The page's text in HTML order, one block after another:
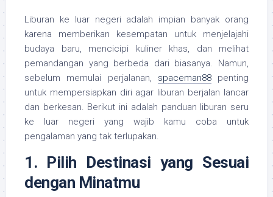
Liburan ke luar negeri adalah impian banyak orang
karena memberikan kesempatan untuk menjelajahi
budaya baru, mencicipi kuliner khas, dan melihat
pemandangan yang berbeda dari biasanya. Namun,
sebelum memulai perjalanan, spaceman88penting
untuk mempersiapkan diri agar liburan berjalan lancar
dan berkesan. Berikut ini adalah panduan liburan seru
ke luar negeri yang wajib kamu coba untuk
pengalaman yang tak terlupakan.
1. Pilih Destinasi yang Sesuai
dengan Minatmu